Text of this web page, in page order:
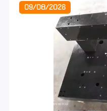
09/08/2026